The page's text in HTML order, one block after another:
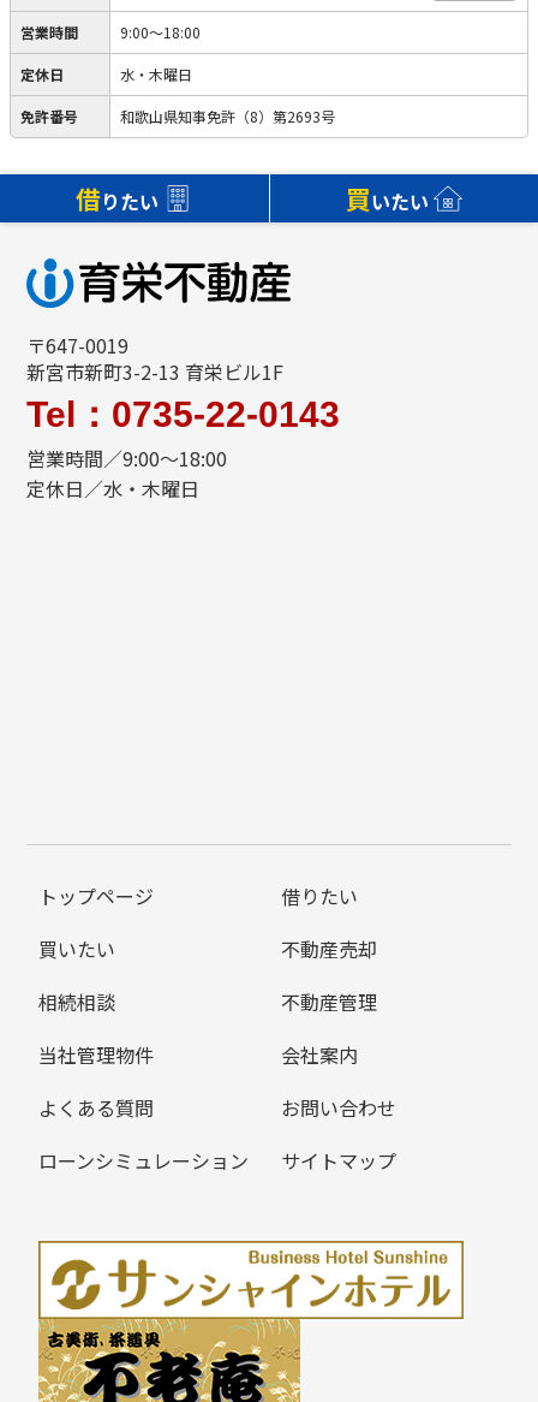
営業時間 9:00～18:00
定休日 水・木曜日
免許番号 和歌山県知事免許（8）第2693号
借りたい 買いたい
〒647-0019
新宮市新町3-2-13 育栄ビル1F
Tel：0735-22-0143
営業時間／9:00～18:00
定休日／水・木曜日
トップページ
借りたい
買いたい
不動産売却
相続相談
不動産管理
当社管理物件
会社案内
よくある質問
お問い合わせ
ローンシミュレーション
サイトマップ